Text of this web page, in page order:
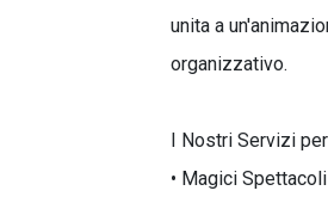
unita a
organizzativo.
I Nostri Servizi
• Magici